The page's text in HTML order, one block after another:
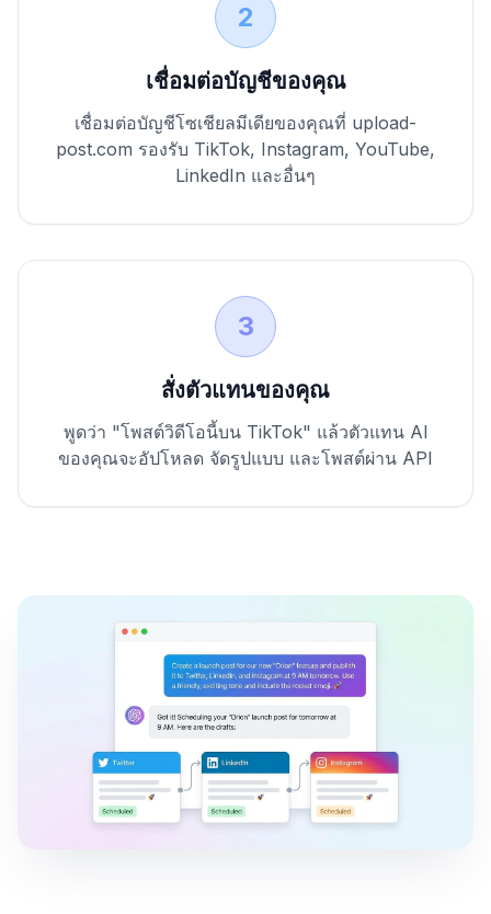
2
เชื่อมต่อบัญชีของคุณ
เชื่อมต่อบัญชีโซเชียลมีเดียของคุณที่ upload-
post.com รองรับ TikTok, Instagram, YouTube,
LinkedIn และอื่นๆ
3
สั่งตัวแทนของคุณ
พูดว่า "โพสต์วิดีโอนี้บน TikTok" แล้วตัวแทน AI
ของคุณจะอัปโหลด จัดรูปแบบ และโพสต์ผ่าน API